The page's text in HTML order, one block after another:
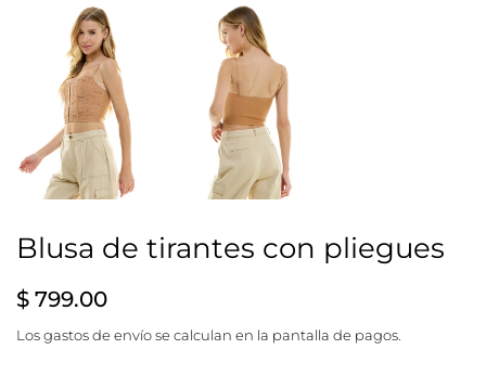
Blusa de tirantes con pliegues
Precio
$ 799.00
venta
Losgastos de envíose calculan en la pantalla de pagos.